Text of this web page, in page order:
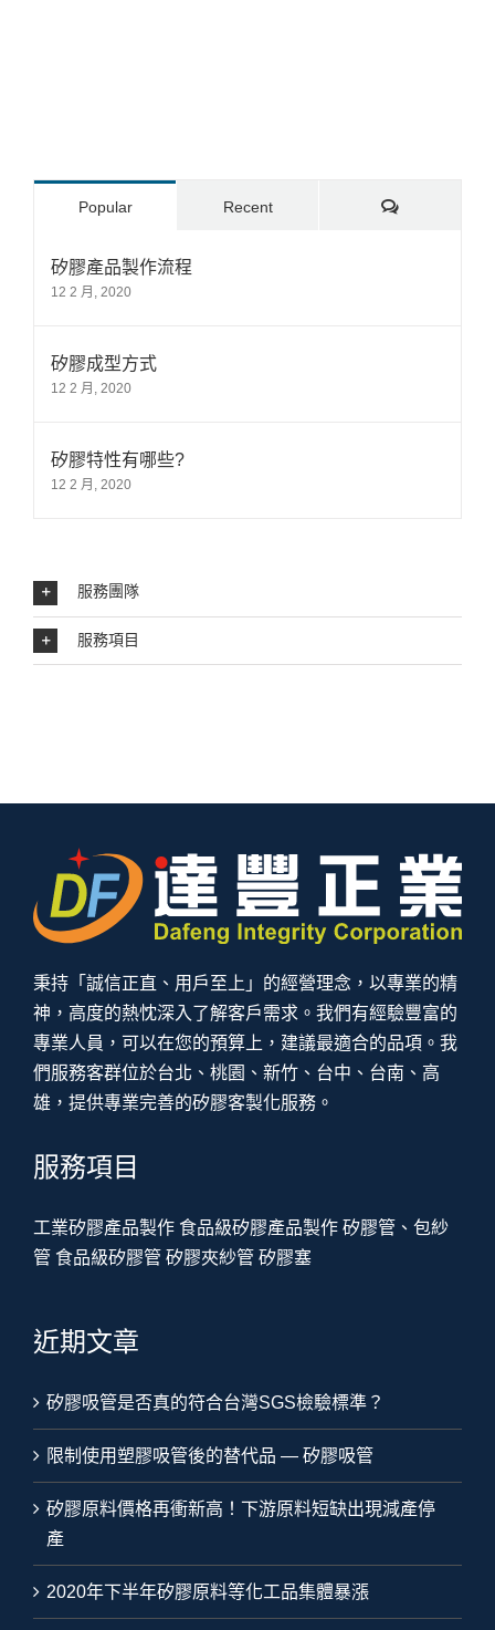
Popular Recent Comments
矽膠產品製作流程
12 2 月, 2020
矽膠成型方式
12 2 月, 2020
矽膠特性有哪些?
12 2 月, 2020
服務團隊
服務項目
秉持「誠信正直、用戶至上」的經營理念，以專業的精
神，高度的熱忱深入了解客戶需求。我們有經驗豐富的
專業人員，可以在您的預算上，建議最適合的品項。我
們服務客群位於台北、桃園、新竹、台中、台南、高
雄，提供專業完善的矽膠客製化服務。
服務項目
工業矽膠產品製作 食品級矽膠產品製作 矽膠管、包紗
管 食品級矽膠管 矽膠夾紗管 矽膠塞
近期文章
矽膠吸管是否真的符合台灣SGS檢驗標準？
限制使用塑膠吸管後的替代品 — 矽膠吸管
矽膠原料價格再衝新高！下游原料短缺出現減產停
產
2020年下半年矽膠原料等化工品集體暴漲